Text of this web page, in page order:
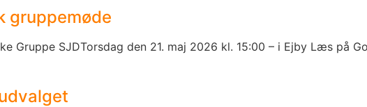
gruppemøde
Gruppe SJDTorsdag den 21. maj 2026 kl. 15:00 – i Ejby Læs på